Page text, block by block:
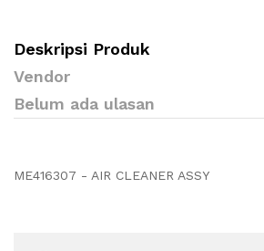
Deskripsi Produk
Vendor
Belum ada ulasan
ME416307 - AIR CLEANER ASSY